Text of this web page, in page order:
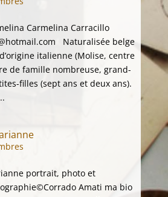
Carmelina Carracillo
Naturalisée belge
italienne (Molise, centre
de famille nombreuse, grand-
filles (sept ans et deux ans).
portrait, photo et
Amati ma bio